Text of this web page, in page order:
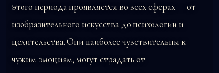
этого периода проявляется во всех сферах — от
изобразительного искусства до психологии и
целительства. Они наиболее чувствительны к
чужим эмоциям, могут страдать от